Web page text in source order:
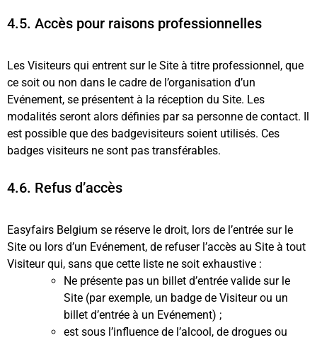
4.5. Accès pour raisons professionnelles
Les Visiteurs qui entrent sur le Site à titre professionnel, que
ce soit ou non dans le cadre de l’organisation d’un
Evénement, se présentent à la réception du Site. Les
modalités seront alors définies par sa personne de contact. Il
est possible que des badgevisiteurs soient utilisés. Ces
badges visiteurs ne sont pas transférables.
4.6. Refus d’accès
Easyfairs Belgium se réserve le droit, lors de l’entrée sur le
Site ou lors d’un Evénement, de refuser l’accès au Site à tout
Visiteur qui, sans que cette liste ne soit exhaustive :
Ne présente pas un billet d’entrée valide sur le
Site (par exemple, un badge de Visiteur ou un
billet d’entrée à un Evénement) ;
est sous l’influence de l’alcool, de drogues ou